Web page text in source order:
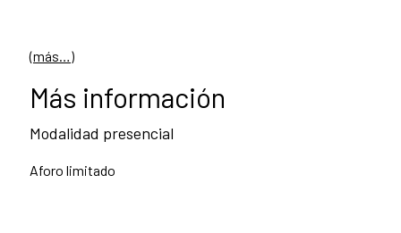
(más…)
Más información
Modalidad presencial
Aforo limitado